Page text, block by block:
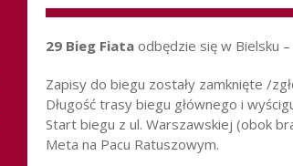
29 Bieg Fiata odbędzie się w Bielsku
Zapisy do biegu zostały zamknięte /
Długość trasy biegu głównego i
Start biegu z ul. Warszawskiej (obok
Meta na Pacu Ratuszowym.